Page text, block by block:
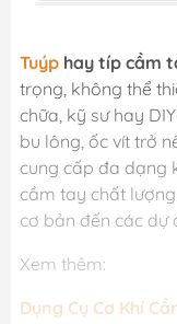
Tuýp hay típ cầm
trọng, không thể
chữa, kỹ sư hay
bu lông, ốc vít trở
cung cấp đa dạng
cầm tay chất
cơ bản đến các dự
Xem thêm:
Dụng Cụ Cơ Khí